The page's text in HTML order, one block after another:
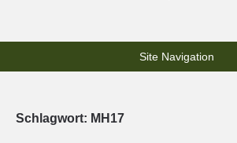
Site Navigation
Schlagwort: MH17